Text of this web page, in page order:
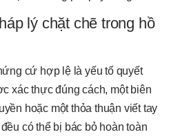
lý chặt chẽ trong hồ
cứ hợp lệ là yếu tố quyết
xác thực đúng cách, một biên
hoặc một thỏa thuận viết tay
có thể bị bác bỏ hoàn toàn